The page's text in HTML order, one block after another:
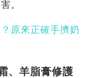
。
原來正確手擠奶
、羊脂膏修護